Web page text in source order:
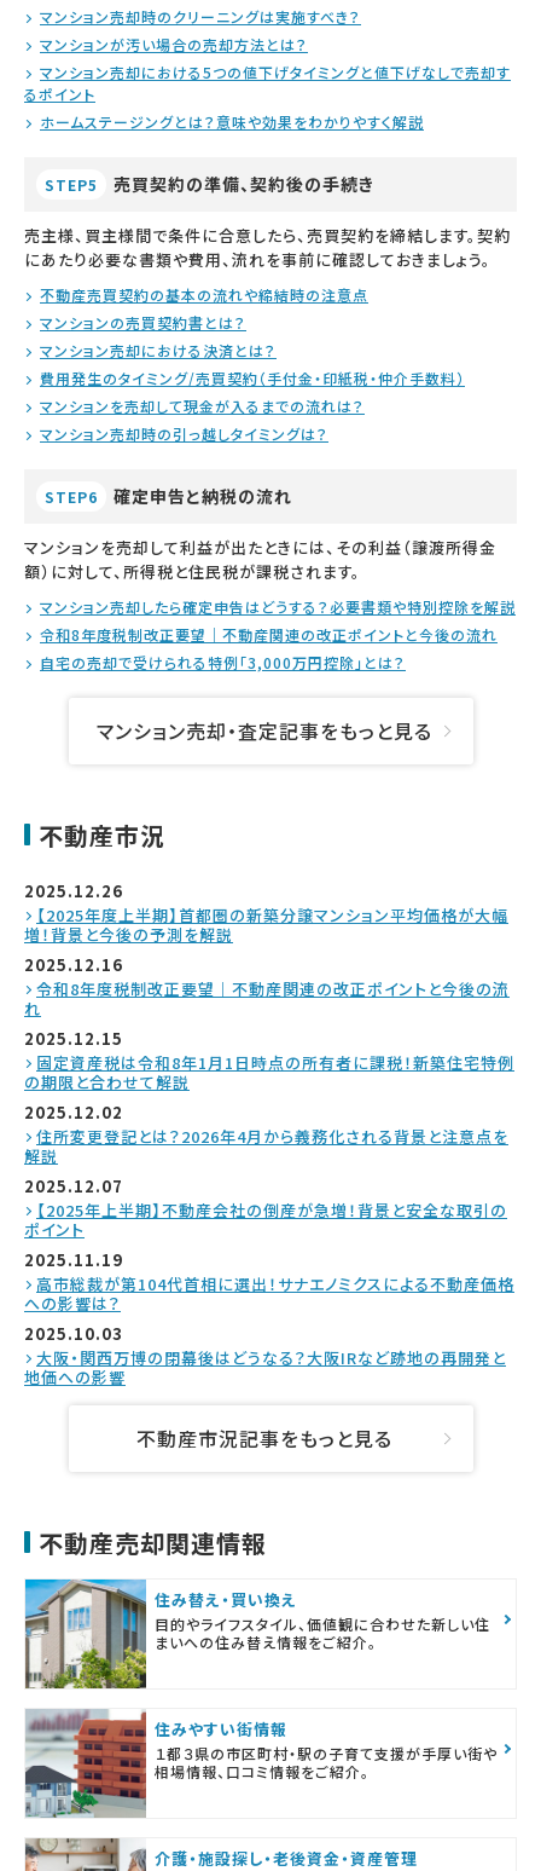
マンション売却時のクリーニングは実施すべき？
マンションが汚い場合の売却方法とは？
マンション売却における5つの値下げタイミングと値下げなしで売却す
るポイント
ホームステージングとは？意味や効果をわかりやすく解説
STEP5 売買契約の準備、契約後の手続き
売主様、買主様間で条件に合意したら、売買契約を締結します。契約
にあたり必要な書類や費用、流れを事前に確認しておきましょう。
不動産売買契約の基本の流れや締結時の注意点
マンションの売買契約書とは？
マンション売却における決済とは？
費用発生のタイミング/売買契約（手付金・印紙税・仲介手数料）
マンションを売却して現金が入るまでの流れは？
マンション売却時の引っ越しタイミングは？
STEP6 確定申告と納税の流れ
マンションを売却して利益が出たときには、その利益（譲渡所得金
額）に対して、所得税と住民税が課税されます。
マンション売却したら確定申告はどうする？必要書類や特別控除を解説
令和8年度税制改正要望｜不動産関連の改正ポイントと今後の流れ
自宅の売却で受けられる特例「3,000万円控除」とは？
マンション売却・査定記事をもっと見る
不動産市況
2025.12.26
【2025年度上半期】首都圏の新築分譲マンション平均価格が大幅
増！背景と今後の予測を解説
2025.12.16
令和8年度税制改正要望｜不動産関連の改正ポイントと今後の流
れ
2025.12.15
固定資産税は令和8年1月1日時点の所有者に課税！新築住宅特例
の期限と合わせて解説
2025.12.02
住所変更登記とは？2026年4月から義務化される背景と注意点を
解説
2025.12.07
【2025年上半期】不動産会社の倒産が急増！背景と安全な取引の
ポイント
2025.11.19
高市総裁が第104代首相に選出！サナエノミクスによる不動産価格
への影響は？
2025.10.03
大阪・関西万博の閉幕後はどうなる？大阪IRなど跡地の再開発と
地価への影響
不動産市況記事をもっと見る
不動産売却関連情報
住み替え・買い換え
目的やライフスタイル、価値観に合わせた新しい住
まいへの住み替え情報をご紹介。
住みやすい街情報
１都３県の市区町村・駅の子育て支援が手厚い街や
相場情報、口コミ情報をご紹介。
介護・施設探し・老後資金・資産管理